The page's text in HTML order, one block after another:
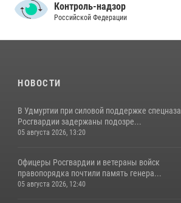
Контроль-надзор
Российской Федерации
НОВОСТИ
В Удмуртии при силовой поддержке спецназа
Росгвардии задержаны подозре...
05 августа 2026, 13:20
Офицеры Росгвардии и ветераны войск
правопорядка почтили память генера...
05 августа 2026, 12:40